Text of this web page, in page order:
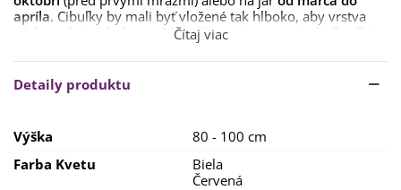
apríla. Cibuľky by mali byť vložené tak hlboko, aby vrstva
pôdy nad nimi bola cca 3 x vyššia než samotná cibuľka. Táto
odporúčaná hĺbka chráni rastliny ako v zime, tak aj v lete
pred menej priaznivým počasím.
Ľalie vyžadujúhlinito-piesčitú, na živiny bohatú,
Pod cibuľku sa dáva
drenáž z piesku
kompostom. Stanovisko by malo byť dostatočne
ale zároveň chránené pred priamym slnkom. Je možné ľalie
. Ľalie odporúčame
Čítaj viac
Detaily produktu
Výška
80 - 100 cm
Farba Kvetu
Biela
Červená